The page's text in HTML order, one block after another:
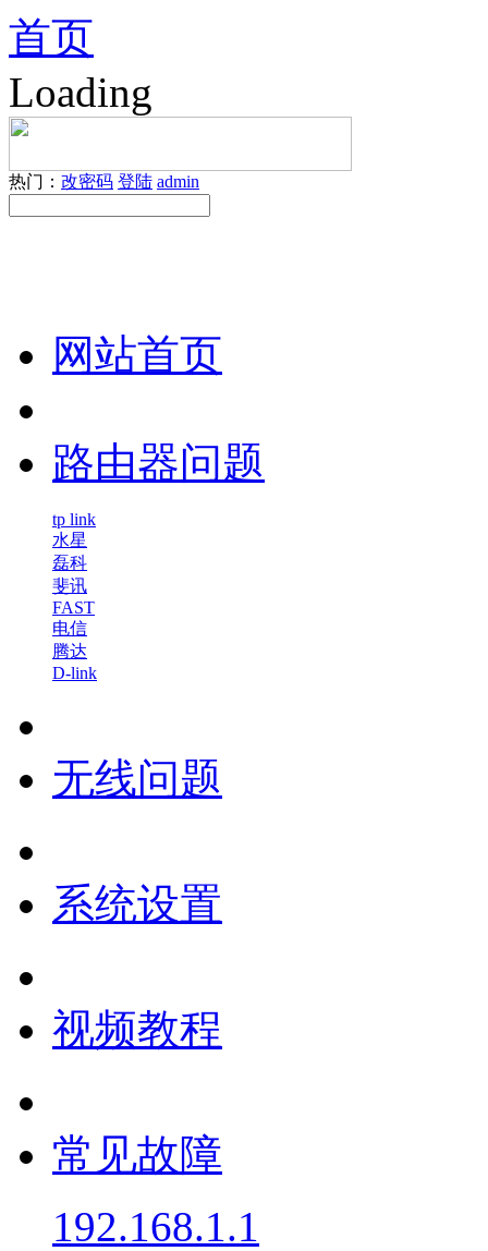
首页
Loading
热门： 改密码 登陆 admin
网站首页
路由器问题
tp link
水星
磊科
斐讯
FAST
电信
腾达
D-link
无线问题
系统设置
视频教程
常见故障
192.168.1.1